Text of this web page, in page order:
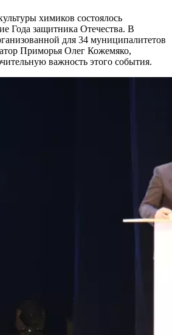
химиков состоялось
Года защитника Отечества. В
для 34 муниципалитетов
Приморья Олег Кожемяко,
важность этого события.